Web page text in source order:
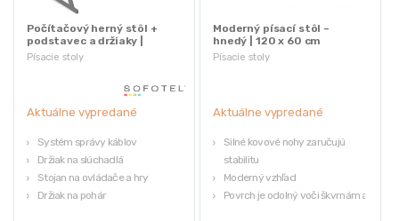
Písacie stoly
Počítačový herný stôl +
podstavec a držiaky |
čierny
Aktuálne vypredané
Systém správy káblov
Držiak na slúchadlá
Stojan na ovládače a hry
Držiak na pohár
Písacie stoly
Moderný písací stôl –
hnedý | 120 x 60 cm
Aktuálne vypredané
Silné kovové nohy zaručujú
stabilitu
Moderný vzhľad
Povrch je odolný voči škvrnám a